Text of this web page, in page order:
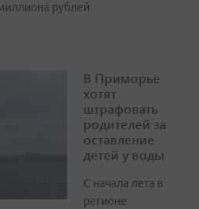
рублей
В Приморье
хотят
штрафовать
родителей за
оставление
детей у воды
С начала лета в
регионе